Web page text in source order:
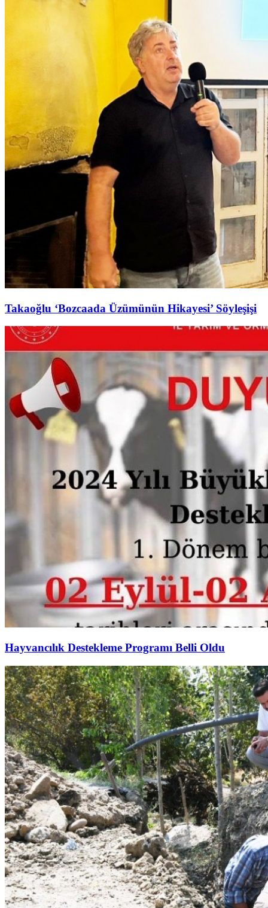
Takaoğlu ‘Bozcaada Üzümünün Hikayesi’ Söyleşişi
Hayvancılık Destekleme Programı Belli Oldu